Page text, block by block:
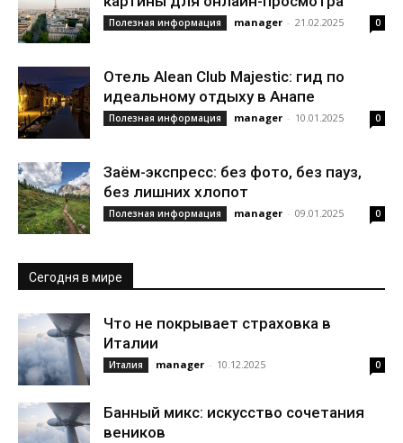
Полезная информация manager - 21.02.2025 0
Отель Alean Club Majestic: гид по
идеальному отдыху в Анапе
Полезная информация manager - 10.01.2025 0
Заём-экспресс: без фото, без пауз,
без лишних хлопот
Полезная информация manager - 09.01.2025 0
Сегодня в мире
Что не покрывает страховка в
Италии
Италия manager - 10.12.2025 0
Банный микс: искусство сочетания
веников